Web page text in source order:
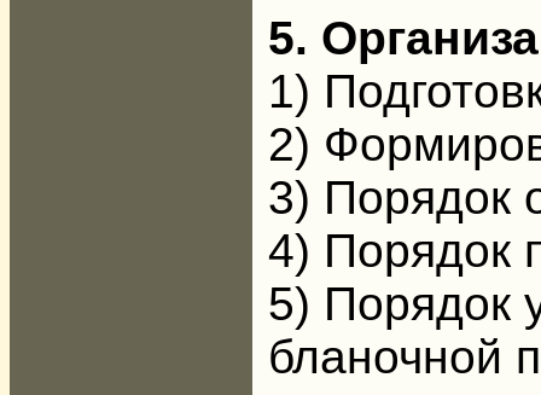
5.
1)
2)
3) Порядок
4) Порядок
5) Порядок
бланочной